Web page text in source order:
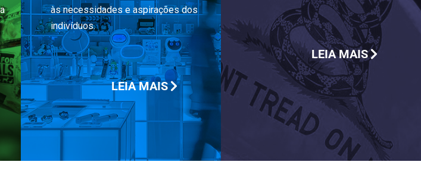
às necessidades e aspirações dos
indivíduos.
LEIA MAIS
LEIA MAIS